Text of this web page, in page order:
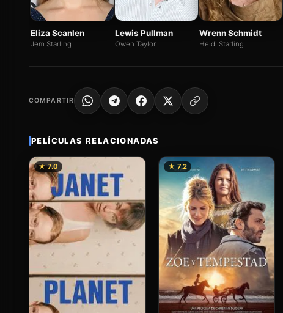
Eliza Scanlen
Jem Starling
Lewis Pullman
Owen Taylor
Wrenn Schmidt
Heidi Starling
COMPARTIR
PELÍCULAS RELACIONADAS
★ 7.0 ★ 7.2